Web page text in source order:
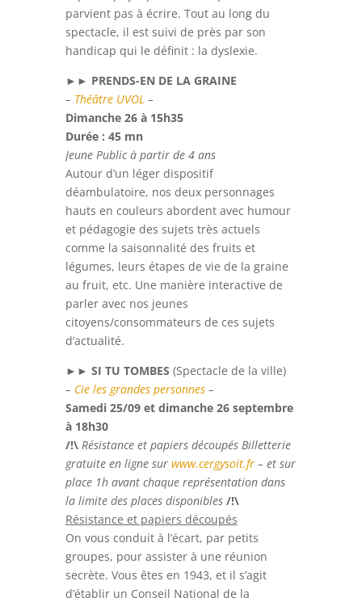
parvient pas à écrire. Tout au long du
spectacle, il est suivi de près par son
handicap qui le définit : la dyslexie.
►► PRENDS-EN DE LA GRAINE
– Théâtre UVOL –
Dimanche 26 à 15h35
Durée : 45 mn
Jeune Public à partir de 4 ans
Autour d’un léger dispositif
déambulatoire, nos deux personnages
hauts en couleurs abordent avec humour
et pédagogie des sujets très actuels
comme la saisonnalité des fruits et
légumes, leurs étapes de vie de la graine
au fruit, etc. Une manière interactive de
parler avec nos jeunes
citoyens/consommateurs de ces sujets
d’actualité.
►► SI TU TOMBES (Spectacle de la ville)
– Cie les grandes personnes –
Samedi 25/09 et dimanche 26 septembre
à 18h30
/!\ Résistance et papiers découpés Billetterie
gratuite en ligne sur www.cergysoit.fr– et sur
place 1h avant chaque représentation dans
la limite des places disponibles /!\
Résistance et papiers découpés
On vous conduit à l’écart, par petits
groupes, pour assister à une réunion
secrète. Vous êtes en 1943, et il s’agit
d’établir un Conseil National de la